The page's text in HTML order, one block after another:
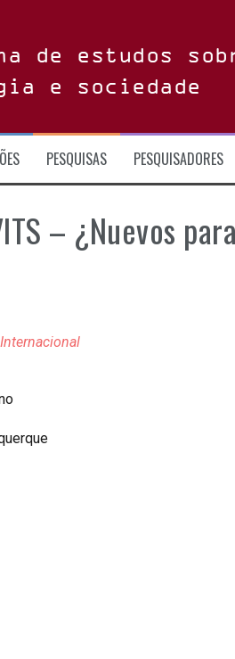
de estudos
e sociedade
PESQUISAS PESQUISADORES
– ¿Nuevos